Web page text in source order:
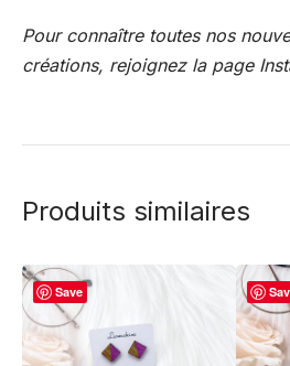
Pour connaître toutes nos
créations, rejoignez la page
Produits similaires
Save